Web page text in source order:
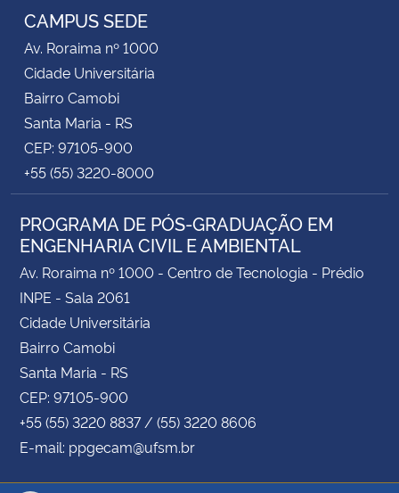
CAMPUS SEDE
Av. Roraima nº 1000
Cidade Universitária
Bairro Camobi
Santa Maria - RS
CEP: 97105-900
+55 (55) 3220-8000
PROGRAMA DE PÓS-GRADUAÇÃO EM
ENGENHARIA CIVIL E AMBIENTAL
Av. Roraima nº 1000 - Centro de Tecnologia - Prédio
INPE - Sala 2061
Cidade Universitária
Bairro Camobi
Santa Maria - RS
CEP: 97105-900
+55 (55) 3220 8837 / (55) 3220 8606
E-mail: ppgecam@ufsm.br